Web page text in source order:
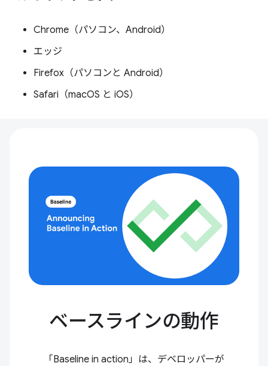
Chrome（パソコン、Android）
エッジ
Firefox（パソコンと Android）
Safari（macOS と iOS）
ベースラインの動作
「Baseline in action」は、デベロッパーが